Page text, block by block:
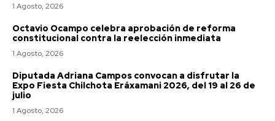
1 Agosto, 2026
Octavio Ocampo celebra aprobación de reforma
constitucional contra la reelección inmediata
1 Agosto, 2026
Diputada Adriana Campos convocan a disfrutar la
Expo Fiesta Chilchota Eráxamani 2026, del 19 al 26 de
julio
1 Agosto, 2026